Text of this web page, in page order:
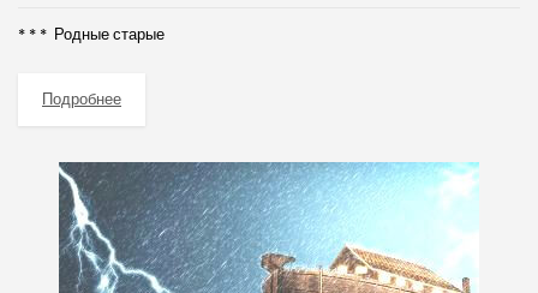
* * * Родные старые
Подробнее